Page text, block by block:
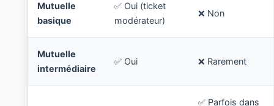
Mutuelle
basique
✅ Oui (ticket
modérateur)
❌ Non
Mutuelle
intermédiaire
✅ Oui ❌ Rarement
✅ Parfois dans